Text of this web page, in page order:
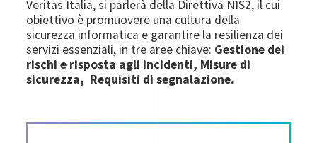
Veritas Italia, si parlerà della Direttiva NIS2, il cui
obiettivo è promuovere una cultura della
sicurezza informatica e garantire la resilienza dei
servizi essenziali, in tre aree chiave: Gestione dei
rischi e risposta agli incidenti, Misure di
sicurezza, Requisiti di segnalazione.